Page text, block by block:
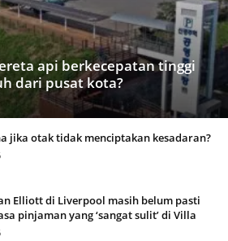
api berkecepatan tinggi
dari pusat kota?
jika otak tidak menciptakan kesadaran?
Elliott di Liverpool masih belum pasti
pinjaman yang ‘sangat sulit’ di Villa